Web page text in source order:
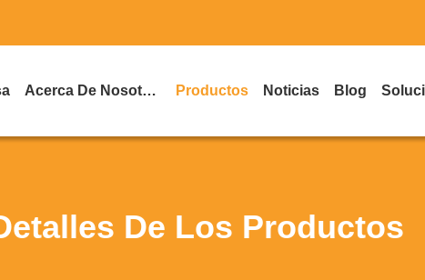
Acerca De Nosotros Productos Noticias Blog
De Los Productos